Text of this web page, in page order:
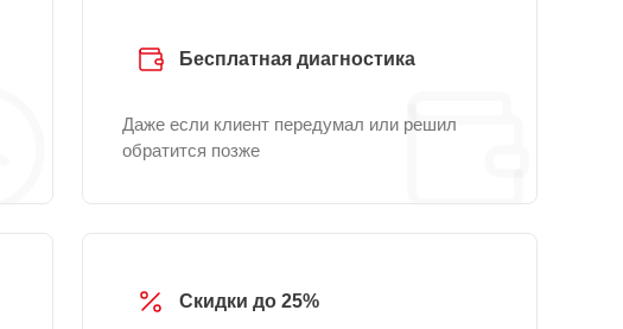
Бесплатная диагностика
Даже если клиент передумал или решил
обратится позже
Скидки до 25%